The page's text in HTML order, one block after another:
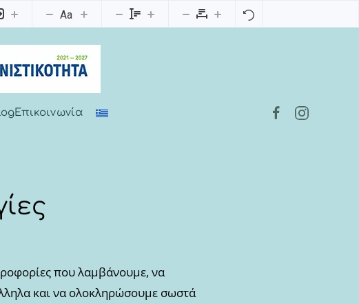
Aa
Επικοινωνία
που λαμβάνουμε, να
και να ολοκληρώσουμε σωστά